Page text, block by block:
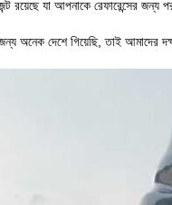
রয়েছে যা আপনাকে রেফারেন্সের
অনেক দেশে গিয়েছি, তাই আমাদের